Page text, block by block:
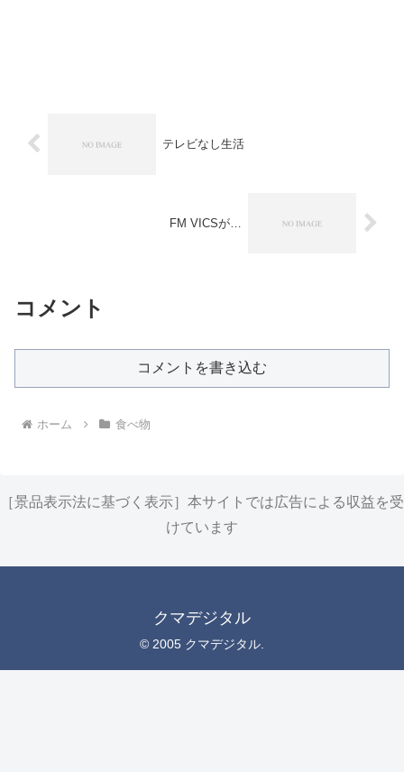
テレビなし生活
FM VICSが…
コメント
コメントを書き込む
ホーム 食べ物
［景品表示法に基づく表示］本サイトでは広告による収益を受
けています
クマデジタル
© 2005 クマデジタル.